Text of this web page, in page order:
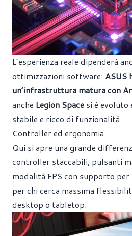
L’esperienza reale dipenderà
ottimizzazioni software: ASUS
un’infrastruttura matura con
anche Legion Space si è evoluto
stabile e ricco di funzionalità.
Controller ed ergonomia
Qui si apre una grande
controller staccabili, pulsanti
modalità FPS con supporto per
per chi cerca massima
desktop o tabletop.